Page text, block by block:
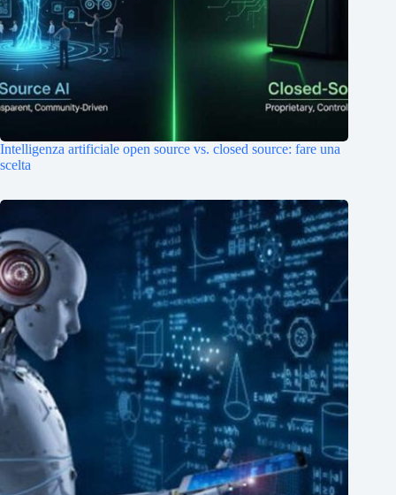
Intelligenza artificiale open source vs. closed source: fare una
scelta